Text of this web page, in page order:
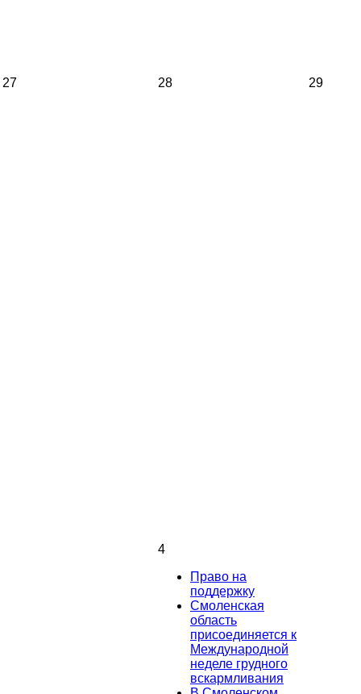
27 28 29
4
Право на
поддержку
Смоленская
область
присоединяется к
Международной
неделе грудного
вскармливания